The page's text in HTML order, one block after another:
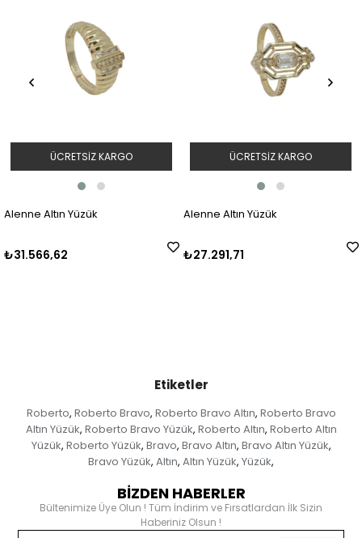
Alenne Altın Yüzük
₺31.566,62
ÜCRETSIZ KARGO
Alenne Altın Yüzük
₺27.291,71
ÜCRETSIZ KARGO
Etiketler
Roberto, Roberto Bravo, Roberto Bravo Altın, Roberto Bravo
Altın Yüzük, Roberto Bravo Yüzük, Roberto Altın, Roberto Altın
Yüzük, Roberto Yüzük, Bravo, Bravo Altın, Bravo Altın Yüzük,
Bravo Yüzük, Altın, Altın Yüzük, Yüzük,
BİZDEN HABERLER
Bültenimize Üye Olun ! Tüm İndirim ve Fırsatlardan İlk Sizin
Haberiniz Olsun !